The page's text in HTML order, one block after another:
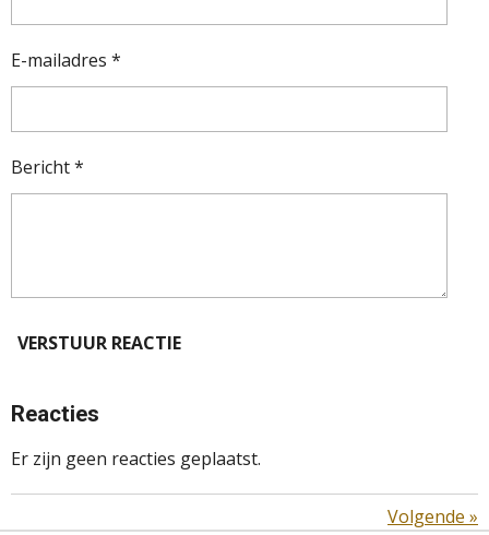
E-mailadres *
Bericht *
VERSTUUR REACTIE
Reacties
Er zijn geen reacties geplaatst.
Volgende »